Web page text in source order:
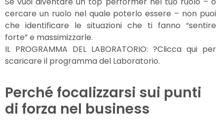
cercare un ruolo nel quale poterlo essere – non puoi
che identificare le situazioni che ti fanno “sentire
forte” e massimizzarle.
IL PROGRAMMA DEL LABORATORIO: ?Clicca qui per
scaricare il programma del Laboratorio.
Perché focalizzarsi sui punti
di forza nel business